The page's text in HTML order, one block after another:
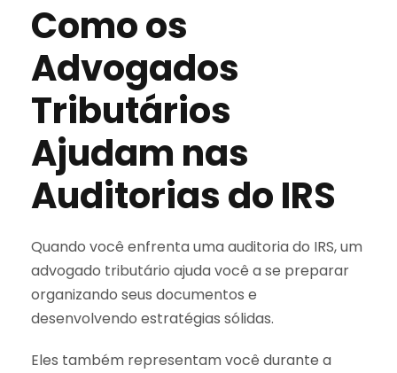
Como os
Advogados
Tributários
Ajudam nas
Auditorias do IRS
Quando você enfrenta uma auditoria do IRS, um
advogado tributário ajuda você a se preparar
organizando seus documentos e
desenvolvendo estratégias sólidas.
Eles também representam você durante a